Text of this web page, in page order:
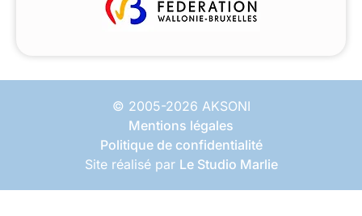
© 2005-2026 AKSONI
Mentions légales
Politique de confidentialité
Site réalisé par Le Studio Marlie